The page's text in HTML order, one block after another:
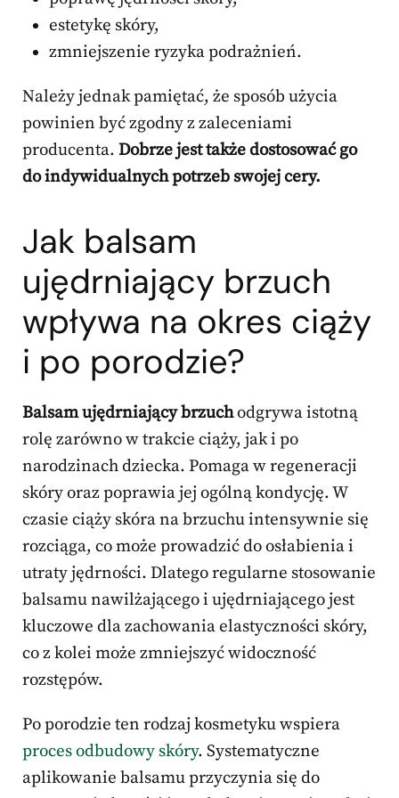
estetykę skóry,
zmniejszenie ryzyka podrażnień.
Należy jednak pamiętać, że sposób użycia
powinien być zgodny z zaleceniami
producenta. Dobrze jest także dostosować go
do indywidualnych potrzeb swojej cery.
Jak balsam
ujędrniający brzuch
wpływa na okres ciąży
i po porodzie?
Balsam ujędrniający brzuchodgrywa istotną
rolę zarówno w trakcie ciąży, jak i po
narodzinach dziecka. Pomaga w regeneracji
skóry oraz poprawia jej ogólną kondycję. W
czasie ciąży skóra na brzuchu intensywnie się
rozciąga, co może prowadzić do osłabienia i
utraty jędrności. Dlatego regularne stosowanie
balsamu nawilżającego i ujędrniającego jest
kluczowe dla zachowania elastyczności skóry,
co z kolei może zmniejszyć widoczność
rozstępów.
Po porodzie ten rodzaj kosmetyku wspiera
proces odbudowy skóry. Systematyczne
aplikowanie balsamu przyczynia się do